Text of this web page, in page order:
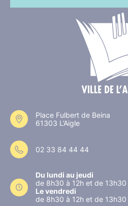
Place Fulbert de Beina
61303 L’Aigle
02 33 84 44 44
Du lundi au jeudi
de 8h30 à 12h et de 13h30
Le vendredi
de 8h30 à 12h et de 13h30